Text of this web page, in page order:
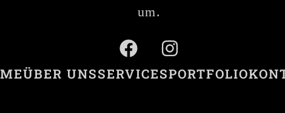
um.
ÜBER UNSSERVICESPORTFOLIO